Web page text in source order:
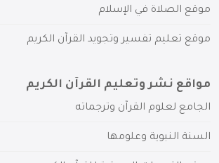
موقع الصلاة في الإسلام
موقع تعليم تفسير وتجويد القرآن الكريم
مواقع نشر وتعليم القرآن الكريم
الجامع لعلوم القرآن وترجماته
السنة النبوية وعلومها